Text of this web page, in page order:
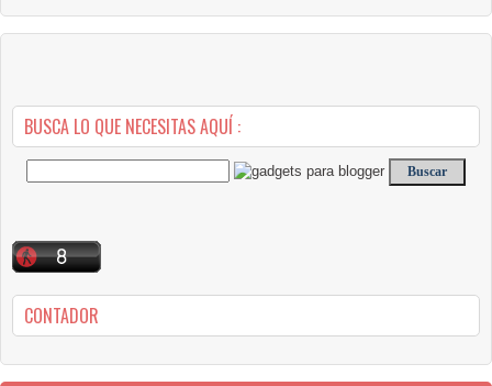
BUSCA LO QUE NECESITAS AQUÍ :
CONTADOR